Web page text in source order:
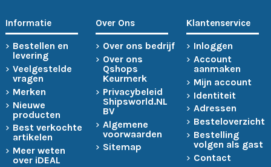
Informatie
Bestellen en
levering
Veelgestelde
vragen
Merken
Nieuwe
producten
Best verkochte
artikelen
Meer weten
over iDEAL
Over Ons
Over ons bedrijf
Over ons
Qshops
Keurmerk
Privacybeleid
Shipsworld.NL
BV
Algemene
voorwaarden
Sitemap
Klantenservice
Inloggen
Account
aanmaken
Mijn account
Identiteit
Adressen
Besteloverzicht
Bestelling
volgen als gast
Contact